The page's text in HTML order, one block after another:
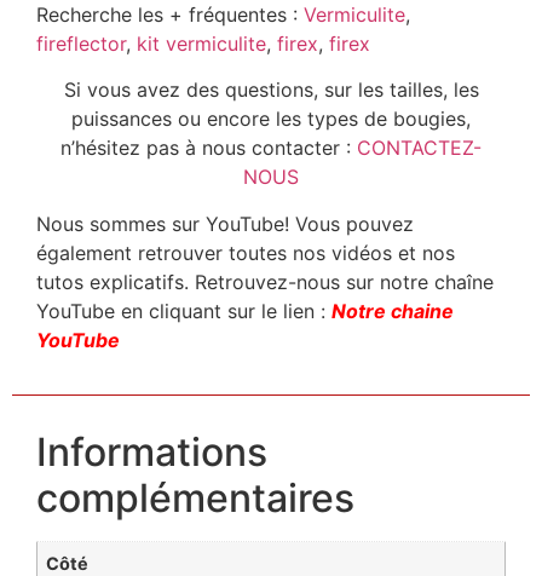
Recherche les + fréquentes : Vermiculite,
fireflector, kit vermiculite, firex, firex
Si vous avez des questions, sur les tailles, les
puissances ou encore les types de bougies,
n’hésitez pas à nous contacter : CONTACTEZ-
NOUS
Nous sommes sur YouTube! Vous pouvez
également retrouver toutes nos vidéos et nos
tutos explicatifs. Retrouvez-nous sur notre chaîne
YouTube en cliquant sur le lien : Notre chaine
YouTube
Informations
complémentaires
Côté